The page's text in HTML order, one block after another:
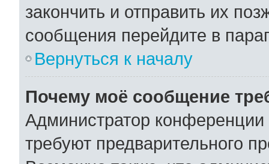
закончить и отправить их
сообщения перейдите в
Вернуться к началу
Почему моё сообщение
Администратор
требуют предварительного